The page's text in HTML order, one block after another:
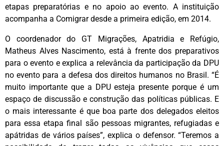
etapas preparatórias e no apoio ao evento. A instituição
acompanha a Comigrar desde a primeira edição, em 2014.
O coordenador do GT Migrações, Apatridia e Refúgio,
Matheus Alves Nascimento, está à frente dos preparativos
para o evento e explica a relevância da participação da DPU
no evento para a defesa dos direitos humanos no Brasil. “É
muito importante que a DPU esteja presente porque é um
espaço de discussão e construção das políticas públicas. E
o mais interessante é que boa parte dos delegados eleitos
para essa etapa final são pessoas migrantes, refugiadas e
apátridas de vários países”, explica o defensor. “Teremos a